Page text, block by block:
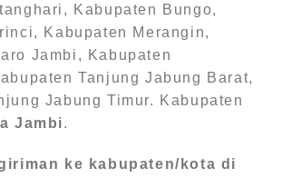
Kabupaten Bungo,
Kabupaten Merangin,
Jambi, Kabupaten
Tanjung Jabung Barat,
Jabung Timur. Kabupaten
Jambi.
ke kabupaten/kota di